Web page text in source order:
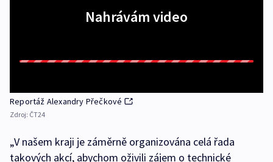
Nahrávám video
Reportáž Alexandry Přečkové
Zdroj: ČT24
„V našem kraji je záměrně organizována celá řada
takových akcí, abychom oživili zájem o technické